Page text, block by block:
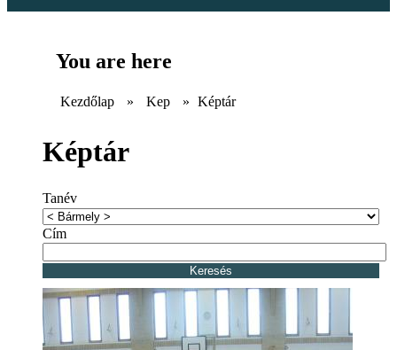
You are here
Kezdőlap » Kep » Képtár
Képtár
Tanév
Cím